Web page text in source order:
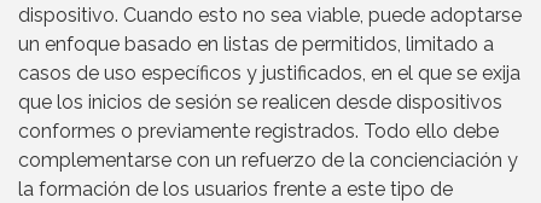
dispositivo. Cuando esto no sea viable, puede adoptarse
un enfoque basado en listas de permitidos, limitado a
casos de uso específicos y justificados, en el que se exija
que los inicios de sesión se realicen desde dispositivos
conformes o previamente registrados. Todo ello debe
complementarse con un refuerzo de la concienciación y
la formación de los usuarios frente a este tipo de